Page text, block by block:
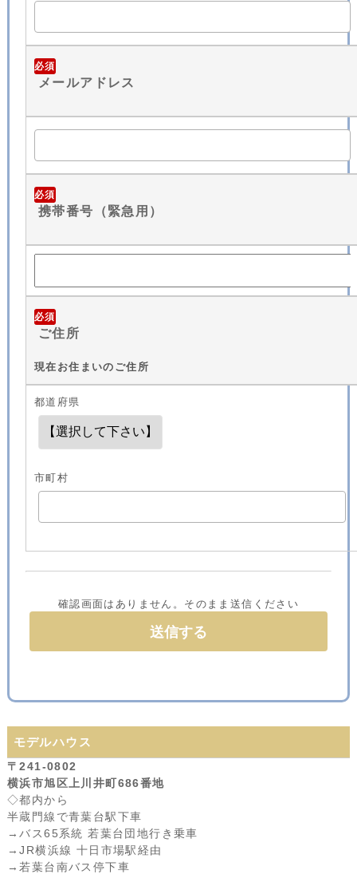
必須
メールアドレス
必須
携帯番号（緊急用）
必須
ご住所
現在お住まいのご住所
都道府県
市町村
確認画面はありません。そのまま送信ください
モデルハウス
〒241-0802
横浜市旭区上川井町686番地
◇都内から
半蔵門線で青葉台駅下車
→バス65系統 若葉台団地行き乗車
→JR横浜線 十日市場駅経由
→若葉台南バス停下車